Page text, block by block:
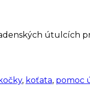
kočky, koťata, pomoc